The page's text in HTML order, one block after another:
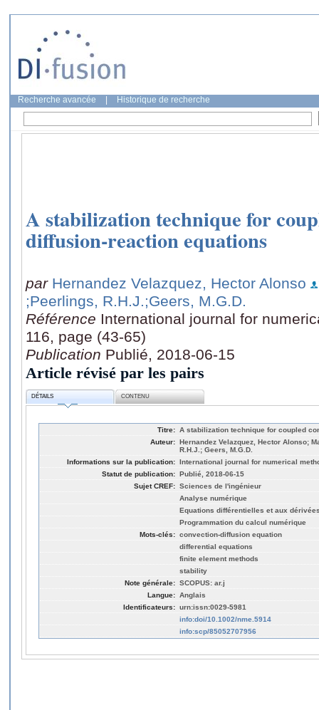
Recherche avancée Historique de recherche
A stabilization technique for
diffusion-reaction equations
par Hernandez Velazquez, Hector Alonso
;Peerlings, R.H.J.;Geers, M.G.D.
Référence International journal for
116, page (43-65)
Publication Publié, 2018-06-15
Article révisé par les pairs
DÉTAILS CONTENU
Titre: A stabilization technique for coupled
Auteur: Hernandez Velazquez, Hector Alonso;
R.H.J.; Geers, M.G.D.
Informations sur la publication: International journal for numerical
Statut de publication: Publié, 2018-06-15
Sujet CREF: Sciences de l'ingénieur
Analyse numérique
Equations différentielles et aux
Programmation du calcul numérique
Mots-clés: convection-diffusion equation
differential equations
finite element methods
stability
Note générale: SCOPUS: ar.j
Langue: Anglais
Identificateurs: urn:issn:0029-5981
info:doi/10.1002/nme.5914
info:scp/85052707956